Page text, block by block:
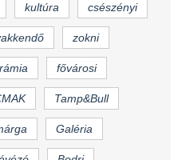
kultúra csészényi
zokni
fővárosi
Tamp&Bull
Galéria